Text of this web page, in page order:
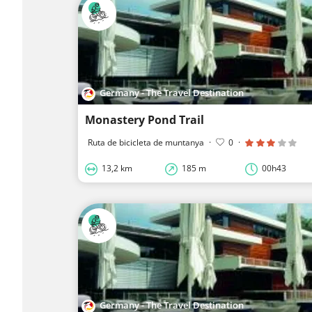
Germany - The Travel Destination
Monastery Pond Trail
Ruta de bicicleta de muntanya · 0 ·
13,2 km 185 m 00h43
Germany - The Travel Destination